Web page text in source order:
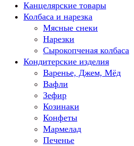
Канцелярские товары
Колбаса и нарезка
Мясные снеки
Нарезки
Сырокопченая колбаса
Кондитерские изделия
Варенье, Джем, Мёд
Вафли
Зефир
Козинаки
Конфеты
Мармелад
Печенье